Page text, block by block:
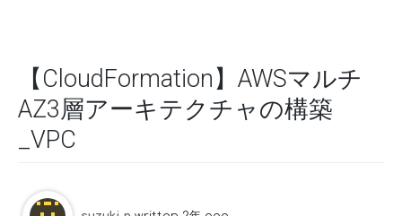
【CloudFormation】AWSマルチ
AZ3層アーキテクチャの構築
_VPC